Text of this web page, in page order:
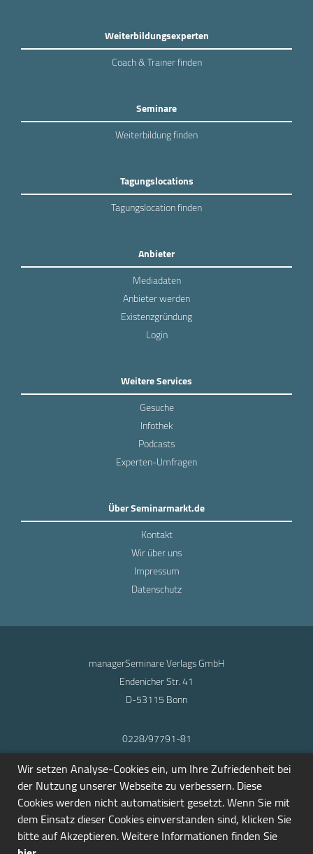
Weiterbildungsexperten
Coach & Trainer finden
Seminare
Weiterbildung finden
Tagungslocations
Tagungslocation finden
Anbieter
Mediadaten
Anbieter werden
Existenzgründung
Login
Weitere Services
Gesuche
Infothek
Podcasts
Experten-Umfragen
Über Seminarmarkt.de
Kontakt
Wir über uns
Impressum
Datenschutz
managerSeminare Verlags GmbH
Endenicher Str. 41
D-53115 Bonn
0228/97791-81
info@seminarmarkt.de
© 2001-2026
Wir setzen Analyse-Cookies ein, um Ihre Zufriedenheit bei
der Nutzung unserer Webseite zu verbessern. Diese
Cookies werden nicht automatisiert gesetzt. Wenn Sie mit
dem Einsatz dieser Cookies einverstanden sind, klicken Sie
bitte auf Akzeptieren. Weitere Informationen finden Sie